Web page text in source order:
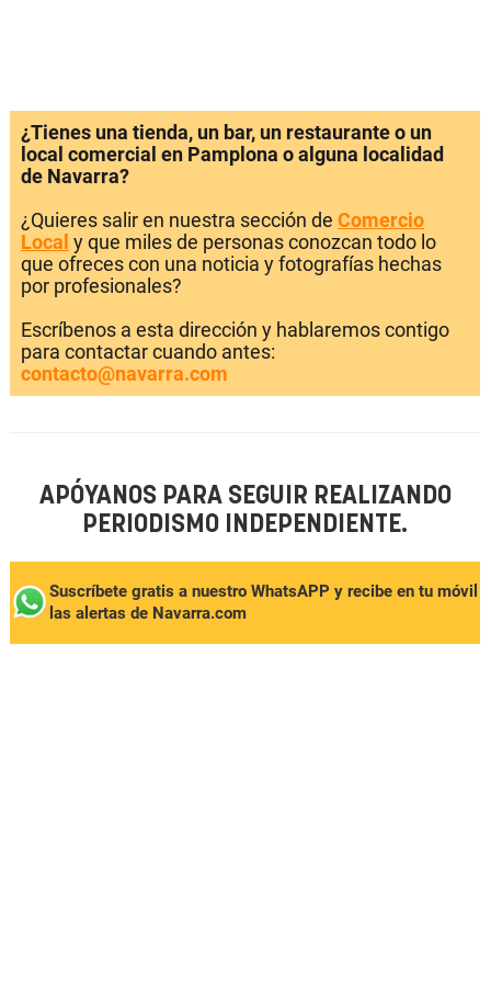
¿Tienes una tienda, un bar, un restaurante o un
local comercial en Pamplona o alguna localidad
de Navarra?
¿Quieres salir en nuestra sección de Comercio
Local y que miles de personas conozcan todo lo
que ofreces con una noticia y fotografías hechas
por profesionales?
Escríbenos a esta dirección y hablaremos contigo
para contactar cuando antes:
contacto@navarra.com
APÓYANOS PARA SEGUIR REALIZANDO
PERIODISMO INDEPENDIENTE.
Suscríbete gratis a nuestro WhatsAPP y recibe en tu móvil
las alertas de Navarra.com